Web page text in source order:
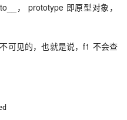
， prototype 即原型对象，
可见的，也就是说，f1 不会查